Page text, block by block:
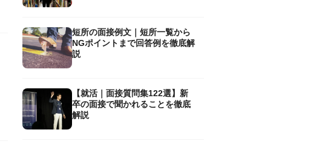
短所の面接例文｜短所一覧から
NGポイントまで回答例を徹底解
説
【就活｜面接質問集122選】新
卒の面接で聞かれることを徹底
解説